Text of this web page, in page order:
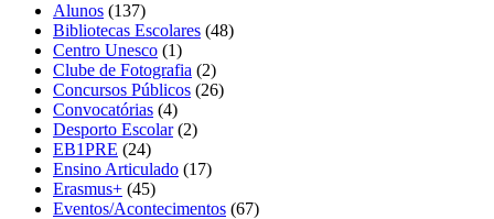
Alunos (137)
Bibliotecas Escolares (48)
Centro Unesco (1)
Clube de Fotografia (2)
Concursos Públicos (26)
Convocatórias (4)
Desporto Escolar(2)
EB1PRE (24)
Ensino Articulado (17)
Erasmus+ (45)
Eventos/Acontecimentos (67)